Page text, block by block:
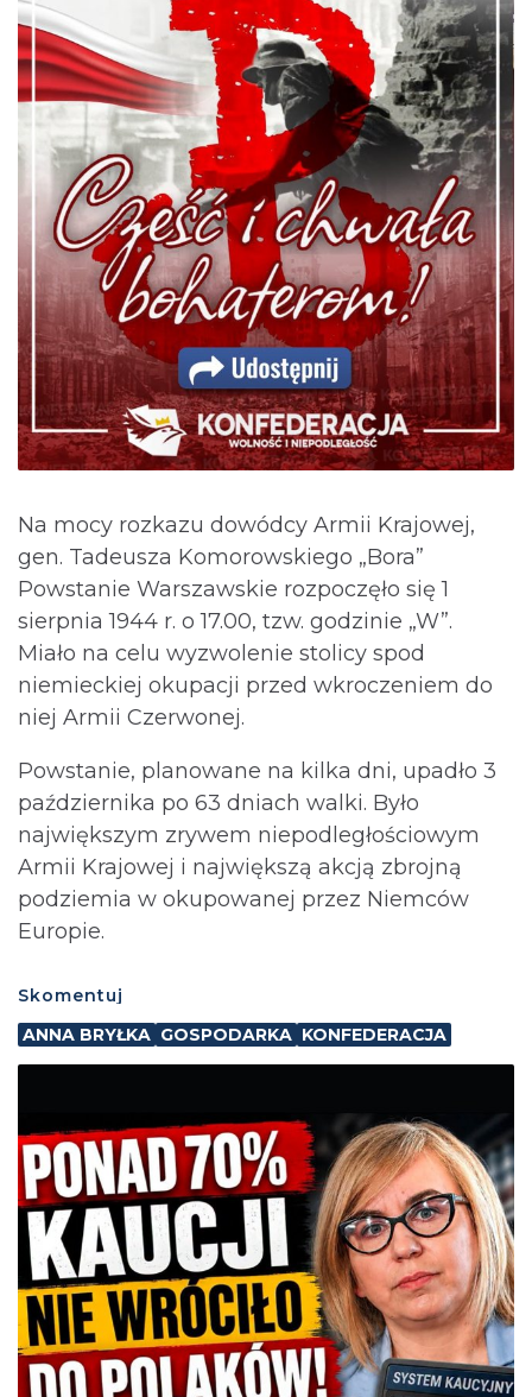
Na mocy rozkazu dowódcy Armii Krajowej,
gen. Tadeusza Komorowskiego „Bora”
Powstanie Warszawskie rozpoczęło się 1
sierpnia 1944 r. o 17.00, tzw. godzinie „W”.
Miało na celu wyzwolenie stolicy spod
niemieckiej okupacji przed wkroczeniem do
niej Armii Czerwonej.
Powstanie, planowane na kilka dni, upadło 3
października po 63 dniach walki. Było
największym zrywem niepodległościowym
Armii Krajowej i największą akcją zbrojną
podziemia w okupowanej przez Niemców
Europie.
Skomentuj
ANNA BRYŁKA GOSPODARKA KONFEDERACJA